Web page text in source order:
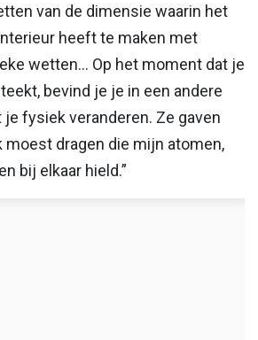
van de dimensie waarin het
heeft te maken met
wetten... Op het moment dat je
bevind je je in een andere
fysiek veranderen. Ze gaven
moest dragen die mijn atomen,
bij elkaar hield.”